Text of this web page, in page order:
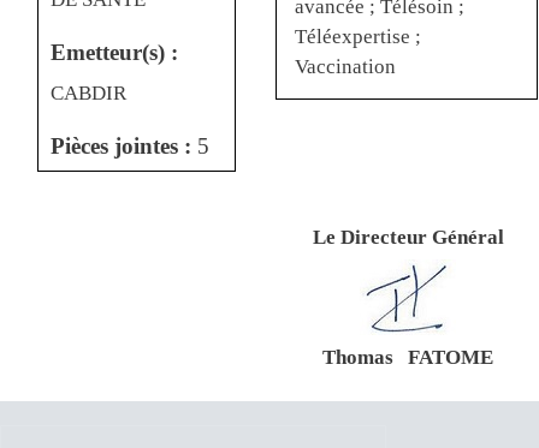
Emetteur(s) :
CABDIR
Pièces jointes : 5
avancée ; Télésoin ;
Téléexpertise ;
Vaccination
Le Directeur Général
Thomas FATOME